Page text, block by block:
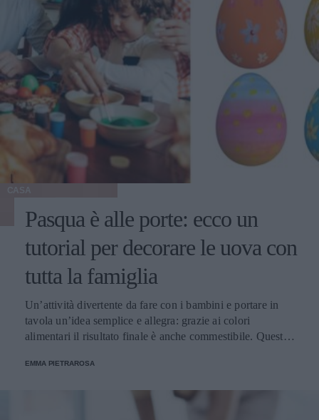
Pasqua è alle porte: ecco un
tutorial per decorare le uova con
tutta la famiglia
Un’attività divertente da fare con i bambini e portare in
tavola un’idea semplice e allegra: grazie ai colori
alimentari il risultato finale è anche commestibile. Questa è
oggi è molto sentita.
EMMA PIETRAROSA